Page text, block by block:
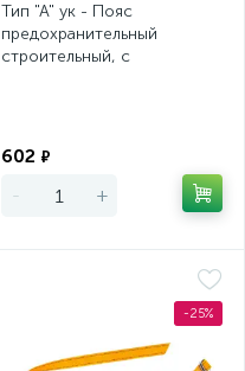
Тип "А" ук - Пояс
предохранительный
строительный, с
602 ₽
- +
-25%